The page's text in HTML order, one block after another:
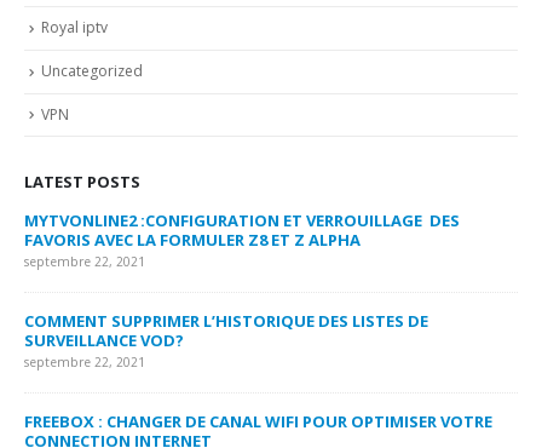
Royal iptv
Uncategorized
VPN
LATEST POSTS
MYTVONLINE2 :CONFIGURATION ET VERROUILLAGE DES
FAVORIS AVEC LA FORMULER Z8 ET Z ALPHA
septembre 22, 2021
COMMENT SUPPRIMER L’HISTORIQUE DES LISTES DE
SURVEILLANCE VOD?
septembre 22, 2021
FREEBOX : CHANGER DE CANAL WIFI POUR OPTIMISER VOTRE
CONNECTION INTERNET